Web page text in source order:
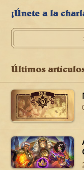
¡Únete a la
Últimos